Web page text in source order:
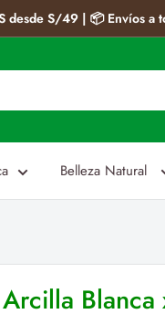
desde S/49 | 📦 Envíos a
Belleza Natural
Arcilla